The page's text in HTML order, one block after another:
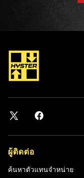
ผู้ติดต่อ
ค้นหาตัวแทนจำหน่าย